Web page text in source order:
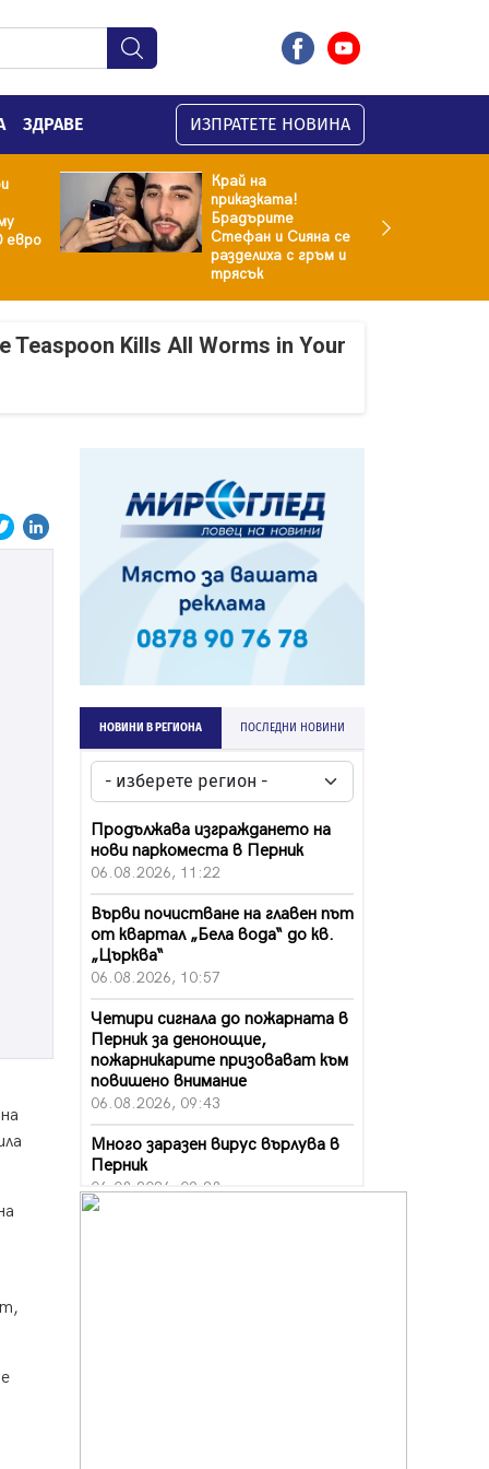
ЗДРАВЕ ИЗПРАТЕТЕ НОВИНА
евро
Край на
приказката!
Брадърите
Стефан и Сияна се
разделиха с гръм и
трясък
Teaspoon Kills All Worms in Your
НОВИНИ В РЕГИОНА ПОСЛЕДНИ НОВИНИ
Продължава изграждането на
нови паркоместа в Перник
06.08.2026, 11:22
Върви почистване на главен път
от квартал „Бела вода“ до кв.
„Църква“
06.08.2026, 10:57
Четири сигнала до пожарната в
Перник за денонощие,
пожарникарите призовават към
повишено внимание
06.08.2026, 09:43
Много заразен вирус върлува в
Перник
06.08.2026, 09:28